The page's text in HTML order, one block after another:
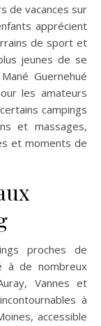
de vacances sur
apprécient
de sport et
jeunes de se
Guernehué
les amateurs
campings
et massages,
et moments de
proches de
à de nombreux
Vannes et
à
accessible